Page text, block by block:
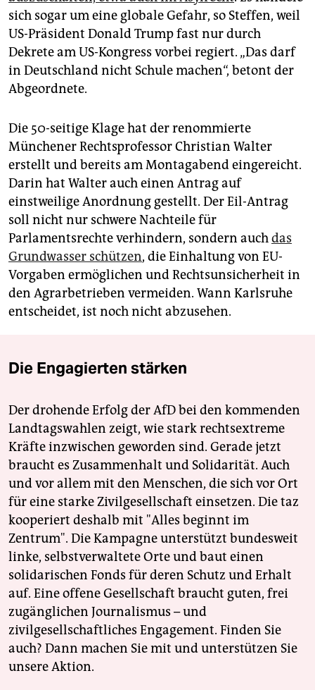
sich sogar um eine globale Gefahr, so Steffen, weil
US-Präsident Donald Trump fast nur durch
Dekrete am US-Kongress vorbei regiert. „Das darf
in Deutschland nicht Schule machen“, betont der
Abgeordnete.
Die 50-seitige Klage hat der renommierte
Münchener Rechtsprofessor Christian Walter
erstellt und bereits am Montagabend eingereicht.
Darin hat Walter auch einen Antrag auf
einstweilige Anordnung gestellt. Der Eil-Antrag
soll nicht nur schwere Nachteile für
Parlamentsrechte verhindern, sondern auchdas
Grundwasser schützen, die Einhaltung von EU-
Vorgaben ermöglichen und Rechtsunsicherheit in
den Agrarbetrieben vermeiden. Wann Karlsruhe
entscheidet, ist noch nicht abzusehen.
Die Engagierten stärken
Der drohende Erfolg der AfD bei den kommenden
Landtagswahlen zeigt, wie stark rechtsextreme
Kräfte inzwischen geworden sind. Gerade jetzt
braucht es Zusammenhalt und Solidarität. Auch
und vor allem mit den Menschen, die sich vor Ort
für eine starke Zivilgesellschaft einsetzen. Die taz
kooperiert deshalb mit "Alles beginnt im
Zentrum". Die Kampagne unterstützt bundesweit
linke, selbstverwaltete Orte und baut einen
solidarischen Fonds für deren Schutz und Erhalt
auf. Eine offene Gesellschaft braucht guten, frei
zugänglichen Journalismus – und
zivilgesellschaftliches Engagement. Finden Sie
auch? Dann machen Sie mit und unterstützen Sie
unsere Aktion.